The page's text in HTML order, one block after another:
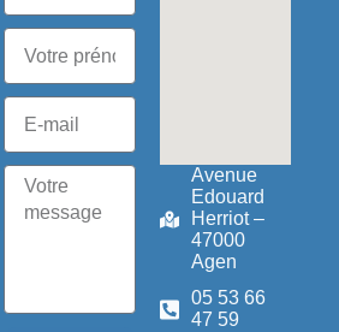
Avenue
Edouard
Herriot –
47000
Agen
05 53 66
47 59